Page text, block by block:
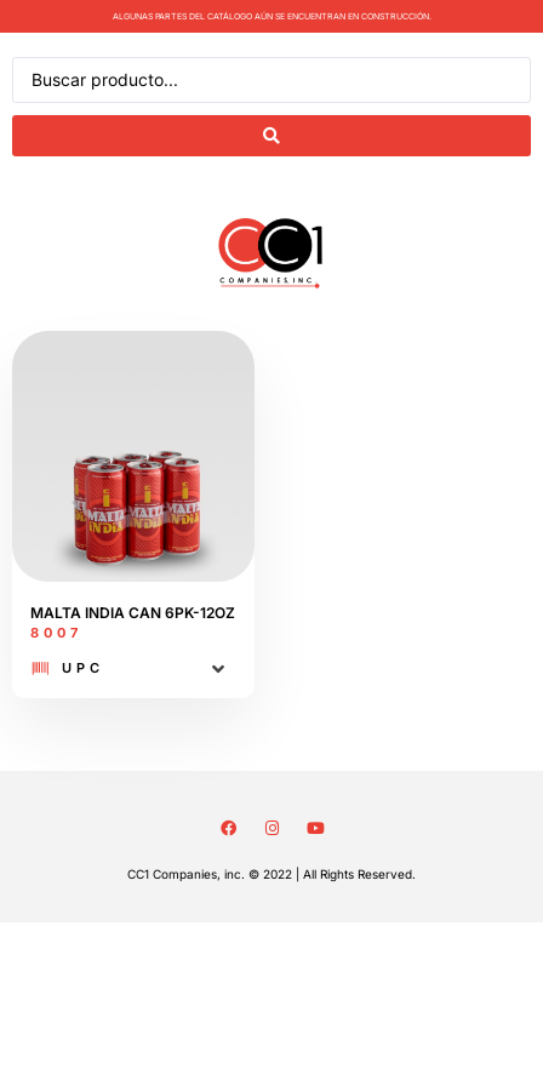
ALGUNAS PARTES DEL CATÁLOGO AÚN SE ENCUENTRAN EN CONSTRUCCIÓN.
MALTA INDIA CAN 6PK-12OZ
8007
UPC
CC1 Companies, inc. © 2022 | All Rights Reserved.